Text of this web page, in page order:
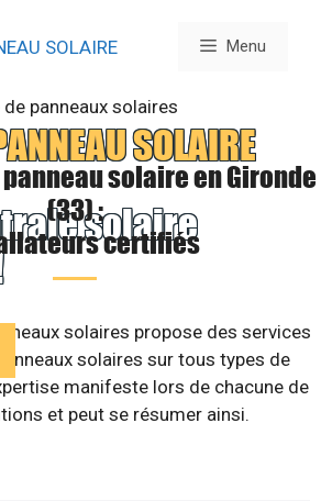
Menu
SOLAIRE
solaire
solaire en Gironde
(33) :
certifiés
solaires propose des services
solaires sur tous types de
manifeste lors de chacune de
et peut se résumer ainsi.